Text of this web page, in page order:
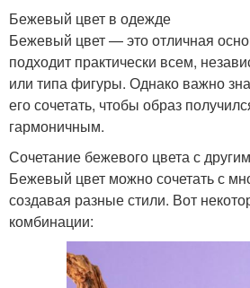
Бежевый цвет в одежде
Бежевый цвет — это отличная
подходит практически всем,
или типа фигуры. Однако важно
его сочетать, чтобы образ
гармоничным.
Сочетание бежевого цвета с
Бежевый цвет можно сочетать с
создавая разные стили. Вот
комбинации: